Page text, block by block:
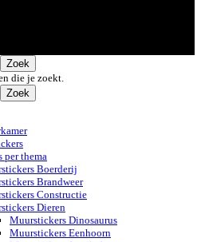
Zoek
die je zoekt.
Zoek
per thema
Boerderij
Brandweer
Constructie
Dieren
Muurstickers Dinosaurus
Muurstickers Eenhoorn